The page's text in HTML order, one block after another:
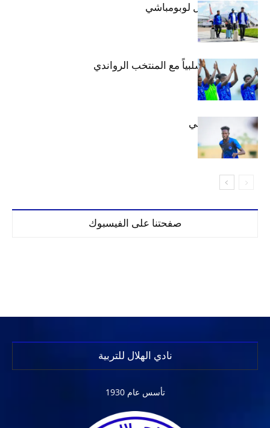
بعثة الهلال تصل لوبومباشي
الهلال يتعادل سلبياً مع المنتخب الرواندي
إعدادياً
كنن يصل كيجالي
صفحتنا على الفيسبوك
نادي الهلال للتربية
تأسس عام 1930